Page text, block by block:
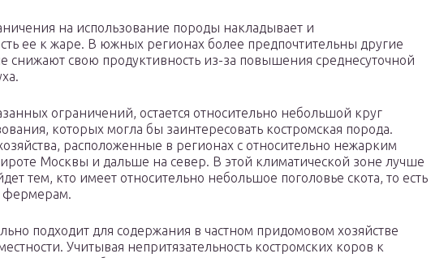
на использование породы накладывает и
ее к жаре. В южных регионах более предпочтительны другие
снижают свою продуктивность из-за повышения среднесуточной
ограничений, остается относительно небольшой круг
которых могла бы заинтересовать костромская порода.
расположенные в регионах с относительно нежарким
Москвы и дальше на север. В этой климатической зоне лучше
тем, кто имеет относительно небольшое поголовье скота, то есть
фермерам.
подходит для содержания в частном придомовом хозяйстве
Учитывая непритязательность костромских коров к